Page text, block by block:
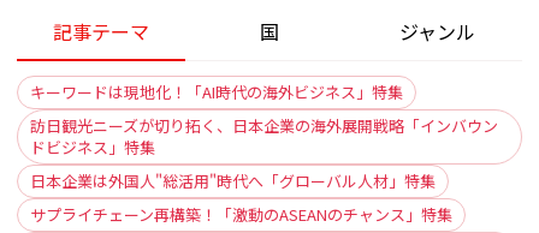
記事テーマ 国 ジャンル
キーワードは現地化！「AI時代の海外ビジネス」特集
訪日観光ニーズが切り拓く、日本企業の海外展開戦略「インバウン
ドビジネス」特集
日本企業は外国人"総活用"時代へ「グローバル人材」特集
サプライチェーン再構築！「激動のASEANのチャンス」特集